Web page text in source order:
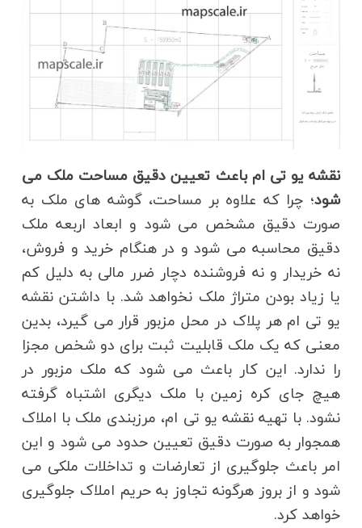
نقشه یو تی ام باعث تعیین دقیق مساحت ملک می
شود؛ چرا که علاوه بر مساحت، گوشه های ملک به
صورت دقیق مشخص می شود و ابعاد اربعه ملک
دقیق محاسبه می شود و در هنگام خرید و فروش،
نه خریدار و نه فروشنده دچار ضرر مالی به دلیل کم
یا زیاد بودن متراژ ملک نخواهد شد. با داشتن نقشه
یو تی ام هر پلاک در محل مزبور قرار می گیرد، بدین
معنی که یک ملک قابلیت ثبت برای دو شخص مجزا
را ندارد. این کار باعث می شود که ملک مزبور در
هیچ جای کره زمین با ملک دیگری اشتباه گرفته
نشود. با تهیه نقشه یو تی ام، مرزبندی ملک با املاک
همجوار به صورت دقیق تعیین حدود می شود و این
امر باعث جلوگیری از تعارضات و تداخلات ملکی می
شود و از بروز هرگونه تجاوز به حریم املاک جلوگیری
خواهد کرد.